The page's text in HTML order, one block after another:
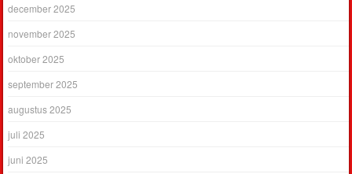
december 2025
november 2025
oktober 2025
september 2025
augustus 2025
juli 2025
juni 2025